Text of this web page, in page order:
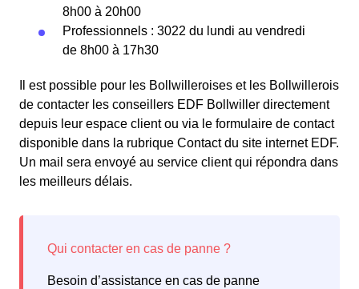
8h00 à 20h00
Professionnels : 3022 du lundi au vendredi
de 8h00 à 17h30
Il est possible pour les Bollwilleroises et les Bollwillerois
de contacter les conseillers EDF Bollwiller directement
depuis leur espace client ou via le formulaire de contact
disponible dans la rubrique Contact du site internet EDF.
Un mail sera envoyé au service client qui répondra dans
les meilleurs délais.
Besoin d’assistance en cas de panne